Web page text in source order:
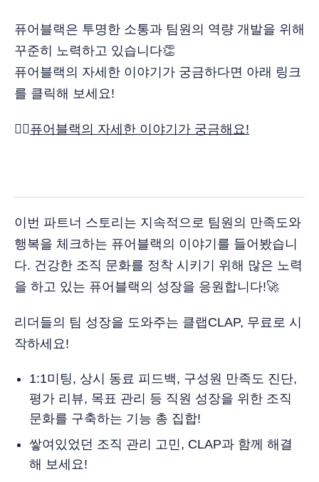
퓨어블랙은 투명한 소통과 팀원의 역량 개발을 위해
꾸준히 노력하고 있습니다👏
퓨어블랙의 자세한 이야기가 궁금하다면 아래 링크
를 클릭해 보세요!
👉🏻퓨어블랙의 자세한 이야기가 궁금해요!
이번 파트너 스토리는 지속적으로 팀원의 만족도와
행복을 체크하는 퓨어블랙의 이야기를 들어봤습니
다. 건강한 조직 문화를 정착 시키기 위해 많은 노력
을 하고 있는 퓨어블랙의 성장을 응원합니다!🚀
리더들의 팀 성장을 도와주는 클랩CLAP, 무료로 시
작하세요!
1:1미팅, 상시 동료 피드백, 구성원 만족도 진단,
평가 리뷰, 목표 관리 등 직원 성장을 위한 조직
문화를 구축하는 기능 총 집합!
쌓여있었던 조직 관리 고민, CLAP과 함께 해결
해 보세요!